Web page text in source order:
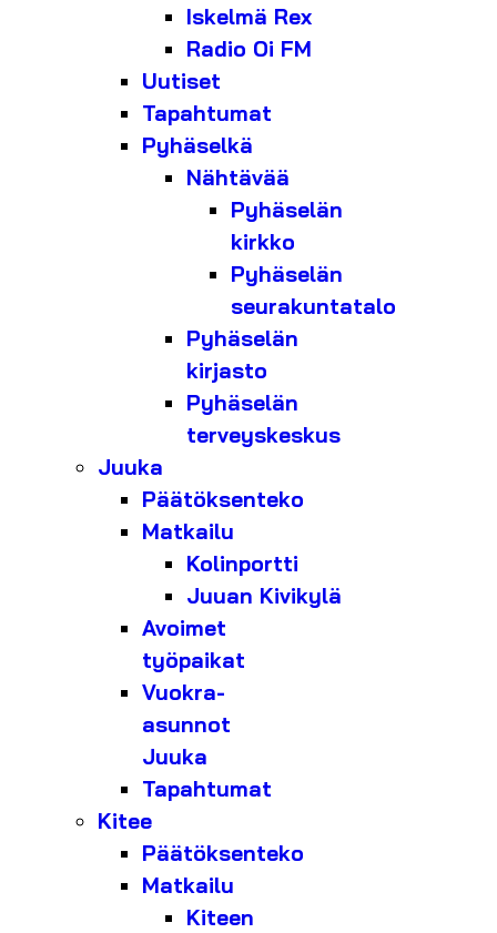
Iskelmä Rex
Radio Oi FM
Uutiset
Tapahtumat
Pyhäselkä
Nähtävää
Pyhäselän
kirkko
Pyhäselän
seurakuntatalo
Pyhäselän
kirjasto
Pyhäselän
terveyskeskus
Juuka
Päätöksenteko
Matkailu
Kolinportti
Juuan Kivikylä
Avoimet
työpaikat
Vuokra-
asunnot
Juuka
Tapahtumat
Kitee
Päätöksenteko
Matkailu
Kiteen